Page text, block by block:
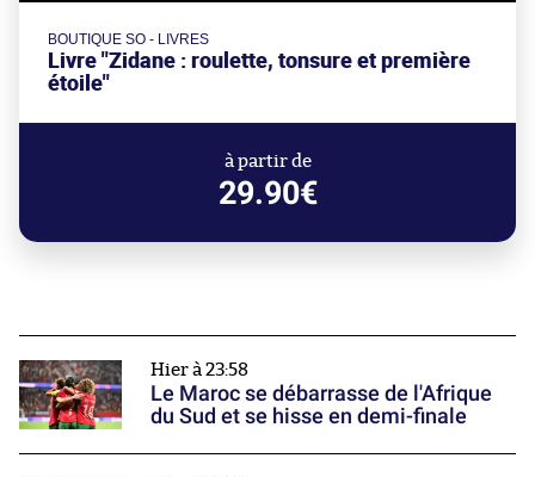
BOUTIQUE SO - LIVRES
Livre "Zidane : roulette, tonsure et première
étoile"
à partir de
29.90€
Hier à 23:58
Le Maroc se débarrasse de l'Afrique
du Sud et se hisse en demi-finale